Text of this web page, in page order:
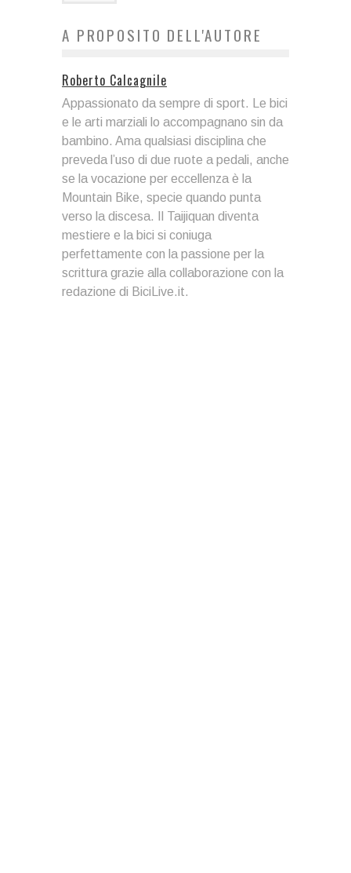
A PROPOSITO DELL'AUTORE
Roberto Calcagnile
Appassionato da sempre di sport. Le bici
e le arti marziali lo accompagnano sin da
bambino. Ama qualsiasi disciplina che
preveda l’uso di due ruote a pedali, anche
se la vocazione per eccellenza è la
Mountain Bike, specie quando punta
verso la discesa. Il Taijiquan diventa
mestiere e la bici si coniuga
perfettamente con la passione per la
scrittura grazie alla collaborazione con la
redazione di BiciLive.it.